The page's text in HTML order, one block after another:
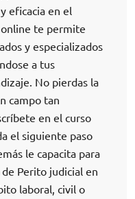
eficacia en el
te permite
y especializados
a tus
No pierdas la
campo tan
en el curso
el siguiente paso
le capacita para
Perito judicial en
laboral, civil o